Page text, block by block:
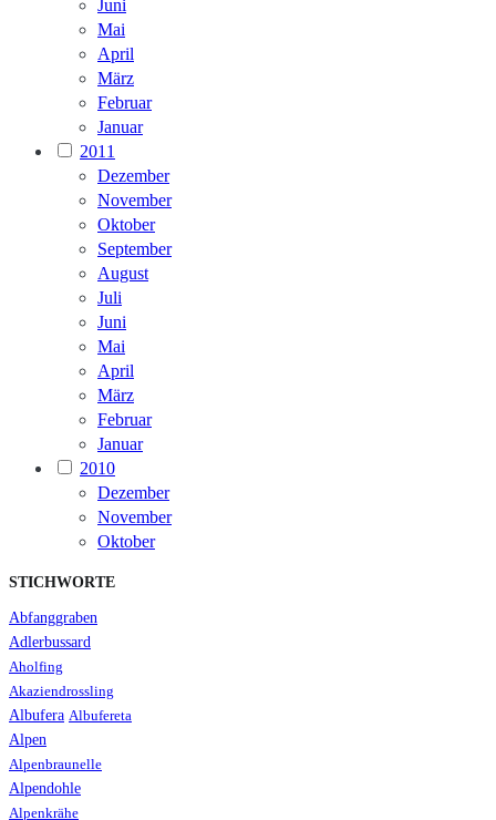
Juni
Mai
April
März
Februar
Januar
2011
Dezember
November
Oktober
September
August
Juli
Juni
Mai
April
März
Februar
Januar
2010
Dezember
November
Oktober
STICHWORTE
Abfanggraben
Adlerbussard
Aholfing
Akaziendrossling
Albufera Albufereta
Alpen
Alpenbraunelle
Alpendohle
Alpenkrähe